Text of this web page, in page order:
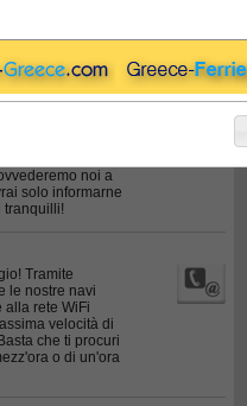
noi a
solo informarne
tranquilli!
Tramite
le nostre navi
alla rete WiFi
velocità di
che ti procuri
o di un'ora